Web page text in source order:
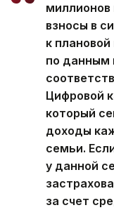
миллионов
взносы в
к
по данным
Цифровой
который
доходы
семьи.
у данной
за счет